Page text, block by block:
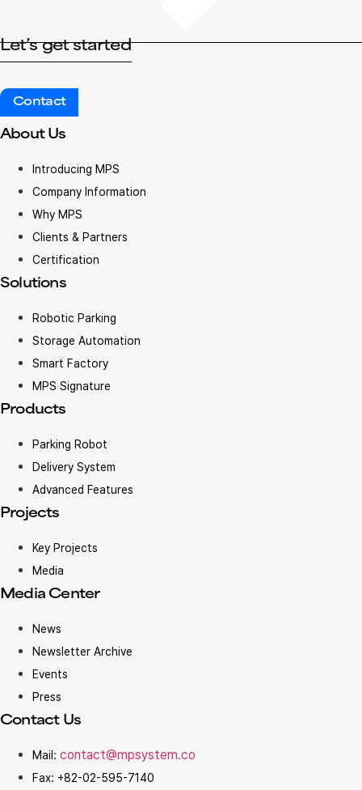
Let’s get started
Contact
About Us
Introducing MPS
Company Information
Why MPS
Clients & Partners
Certification
Solutions
Robotic Parking
Storage Automation
Smart Factory
MPS Signature
Products
Parking Robot
Delivery System
Advanced Features
Projects
Key Projects
Media
Media Center
News
Newsletter Archive
Events
Press
Contact Us
Mail: contact@mpsystem.co
Fax: +82-02-595-7140